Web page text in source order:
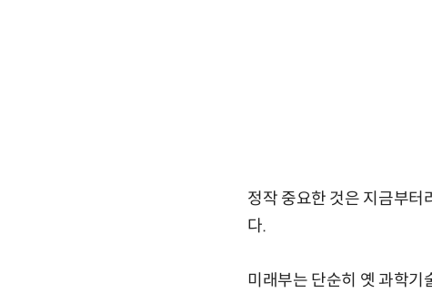
정작 중요한 것은 지금부터
다.
미래부는 단순히 옛 과학기